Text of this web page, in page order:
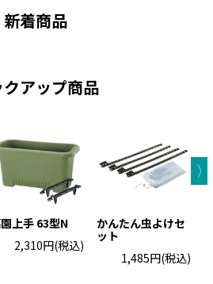
クロレラの恵み
クロレラの効果で植物の生長を
サポートします。
新着商品
クアップ商品
上手 63型N
2,310円(税込)
かんたん虫よけセ
ット
1,485円(税込)